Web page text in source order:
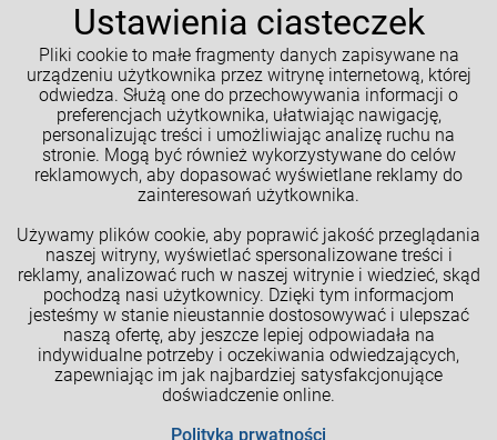
Ustawienia ciasteczek
Pliki cookie to małe fragmenty danych zapisywane na
urządzeniu użytkownika przez witrynę internetową, której
odwiedza. Służą one do przechowywania informacji o
preferencjach użytkownika, ułatwiając nawigację,
personalizując treści i umożliwiając analizę ruchu na
stronie. Mogą być również wykorzystywane do celów
reklamowych, aby dopasować wyświetlane reklamy do
zainteresowań użytkownika.
Używamy plików cookie, aby poprawić jakość przeglądania
naszej witryny, wyświetlać spersonalizowane treści i
reklamy, analizować ruch w naszej witrynie i wiedzieć, skąd
pochodzą nasi użytkownicy. Dzięki tym informacjom
jesteśmy w stanie nieustannie dostosowywać i ulepszać
naszą ofertę, aby jeszcze lepiej odpowiadała na
indywidualne potrzeby i oczekiwania odwiedzających,
zapewniając im jak najbardziej satysfakcjonujące
doświadczenie online.
Polityka prwatności
Programy lojalnościowe
Kalkulatory GM
Moje konto
Informacje o sklepie
NASZE SPOŁECZNOŚCI